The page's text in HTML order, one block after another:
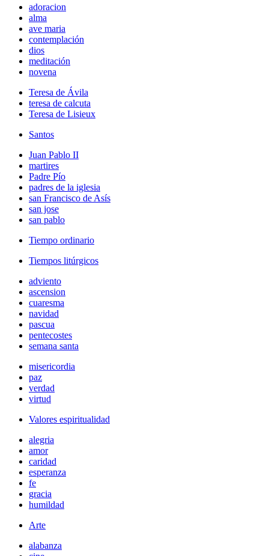
adoracion
alma
ave maria
contemplación
dios
meditación
novena
Teresa de Ávila
teresa de calcuta
Teresa de Lisieux
Santos
Juan Pablo II
martires
Padre Pío
padres de la iglesia
san Francisco de Asís
san jose
san pablo
Tiempo ordinario
Tiempos litúrgicos
adviento
ascension
cuaresma
navidad
pascua
pentecostes
semana santa
misericordia
paz
verdad
virtud
Valores espiritualidad
alegria
amor
caridad
esperanza
fe
gracia
humildad
Arte
alabanza